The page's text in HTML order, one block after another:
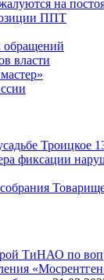
на
ППТ
обращений
власти
Троицкое
фиксации
ТиНАО по